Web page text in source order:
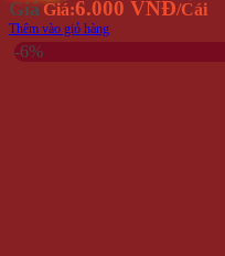
Giá Giá:6.000 VNĐ/Cái
Thêm vào giỏ hàng
-6%